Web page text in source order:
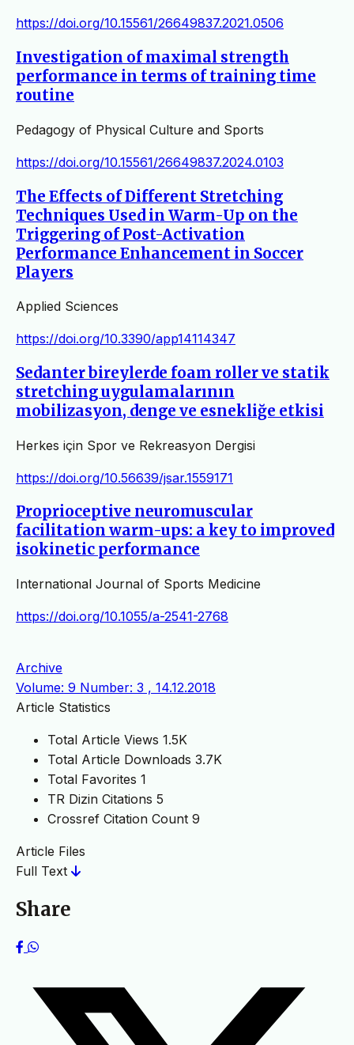
https://doi.org/10.15561/26649837.2021.0506
Investigation of maximal strength
performance in terms of training time
routine
Pedagogy of Physical Culture and Sports
https://doi.org/10.15561/26649837.2024.0103
The Effects of Different Stretching
Techniques Used in Warm-Up on the
Triggering of Post-Activation
Performance Enhancement in Soccer
Players
Applied Sciences
https://doi.org/10.3390/app14114347
Sedanter bireylerde foam roller ve statik
stretching uygulamalarının
mobilizasyon, denge ve esnekliğe etkisi
Herkes için Spor ve Rekreasyon Dergisi
https://doi.org/10.56639/jsar.1559171
Proprioceptive neuromuscular
facilitation warm-ups: a key to improved
isokinetic performance
International Journal of Sports Medicine
https://doi.org/10.1055/a-2541-2768
Archive
Volume: 9 Number: 3 , 14.12.2018
Article Statistics
Total Article Views 1.5K
Total Article Downloads 3.7K
Total Favorites 1
TR Dizin Citations 5
Crossref Citation Count 9
Article Files
Full Text
Share